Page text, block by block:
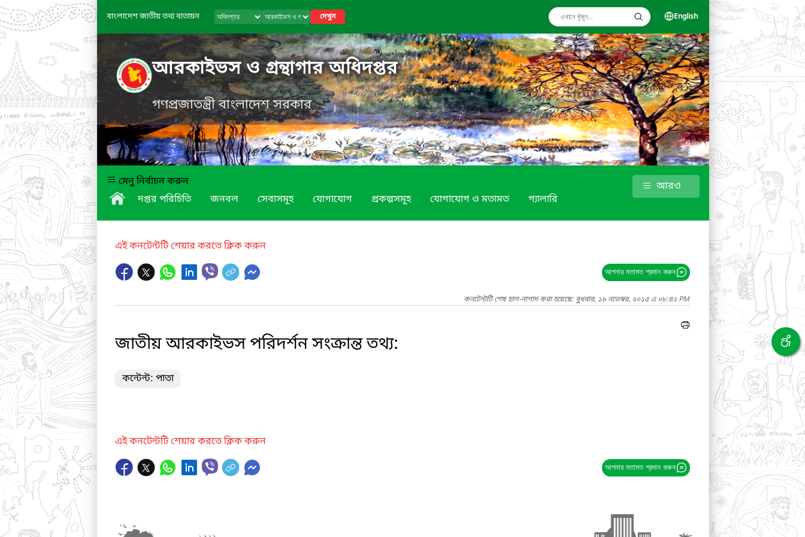
বাংলাদেশ জাতীয় তথ্য বাতায়ন দেখুন English
আরকাইভস ও গ্রন্থাগার অধিদপ্তর
গণপ্রজাতন্ত্রী বাংলাদেশ সরকার
মেনু নির্বাচন করুন
দপ্তর পরিচিতি
জনবল সেবাসমূহ যোগাযোগ প্রকল্পসমূহ যোগাযোগ ও মতামত গ্যালারি
আরও
এই কনটেন্টটি শেয়ার করতে ক্লিক করুন
আপনার মতামত প্রদান করুন
কনটেন্টটি শেষ হাল-নাগাদ করা হয়েছে: বুধবার, ১৮ নভেম্বর, ২০১৫ এ ০৮:৪২ PM
জাতীয় আরকাইভস পরিদর্শন সংক্রান্ত তথ্য:
কন্টেন্ট: পাতা
এই কনটেন্টটি শেয়ার করতে ক্লিক করুন
আপনার মতামত প্রদান করুন